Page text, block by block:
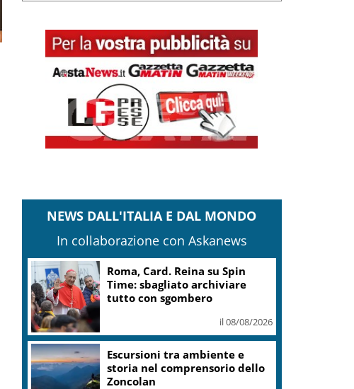
NEWS DALL'ITALIA E DAL MONDO
In collaborazione con Askanews
Roma, Card. Reina su Spin
Time: sbagliato archiviare
tutto con sgombero
il 08/08/2026
Escursioni tra ambiente e
storia nel comprensorio dello
Zoncolan